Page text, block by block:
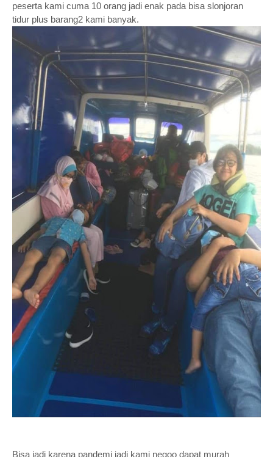
peserta kami cuma 10 orang jadi enak pada bisa slonjoran
tidur plus barang2 kami banyak.
Bisa jadi karena pandemi jadi kami negoo dapat murah